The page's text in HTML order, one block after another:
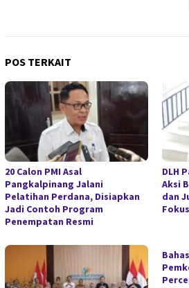
POS TERKAIT
20 Calon PMI Asal
Pangkalpinang Jalani
Pelatihan Perdana, Disiapkan
Jadi Contoh Program
Penempatan Resmi
DLH
Aksi
dan